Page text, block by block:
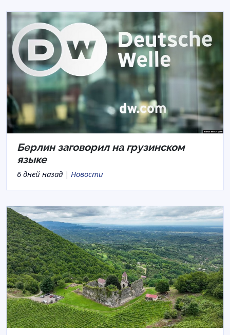
Берлин заговорил на грузинском
языке
6 дней назад | Новости